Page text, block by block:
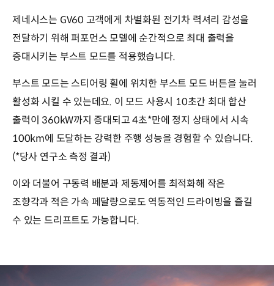
제네시스는 GV60 고객에게 차별화된 전기차 력셔리 감성을
전달하기 위해 퍼포먼스 모델에 순간적으로 최대 출력을
증대시키는 부스트 모드를 적용했습니다.
부스트 모드는 스티어링 휠에 위치한 부스트 모드 버튼을 눌러
활성화 시킬 수 있는데요. 이 모드 사용시 10초간 최대 합산
출력이 360kW까지 증대되고 4초*만에 정지 상태에서 시속
100km에 도달하는 강력한 주행 성능을 경험할 수 있습니다.
(*당사 연구소 측정 결과)
이와 더불어 구동력 배분과 제동제어를 최적화해 작은
조향각과 적은 가속 페달량으로도 역동적인 드라이빙을 즐길
수 있는 드리프트도 가능합니다.